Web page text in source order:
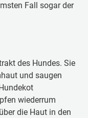
Fall sogar der
des Hundes. Sie
und saugen
wiederrum
die Haut in den